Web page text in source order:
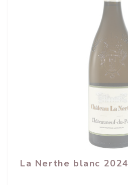
La Nerthe blanc 2024